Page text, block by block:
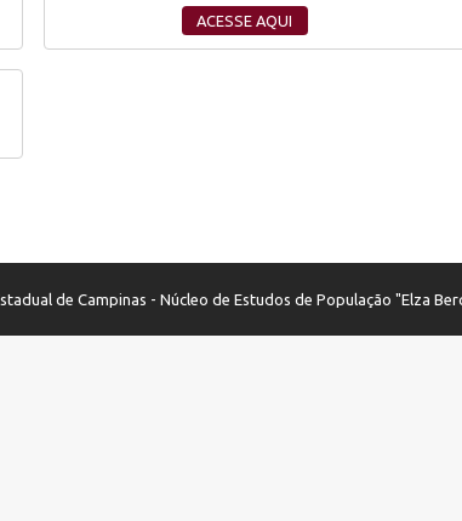
ACESSE AQUI
de Campinas - Núcleo de Estudos de População "Elza